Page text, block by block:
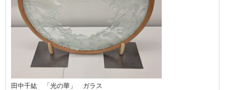
田中千紘 「光の華」 ガラス